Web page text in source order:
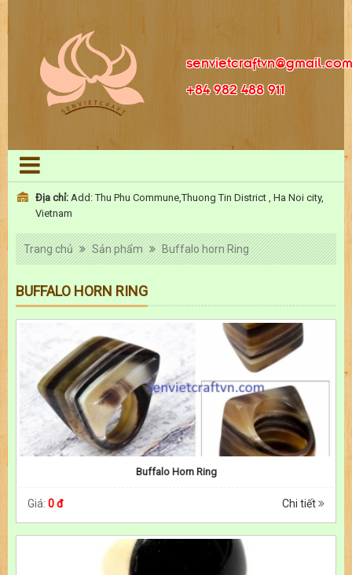
senvietcraftvn@gmail.com
+84 982 488 911
Địa chỉ: Add: Thu Phu Commune,Thuong Tin District , Ha Noi city,
Vietnam
Trang chủ Sản phẩm Buffalo horn Ring
BUFFALO HORN RING
Buffalo Horn Ring
Giá: 0 đ Chi tiết